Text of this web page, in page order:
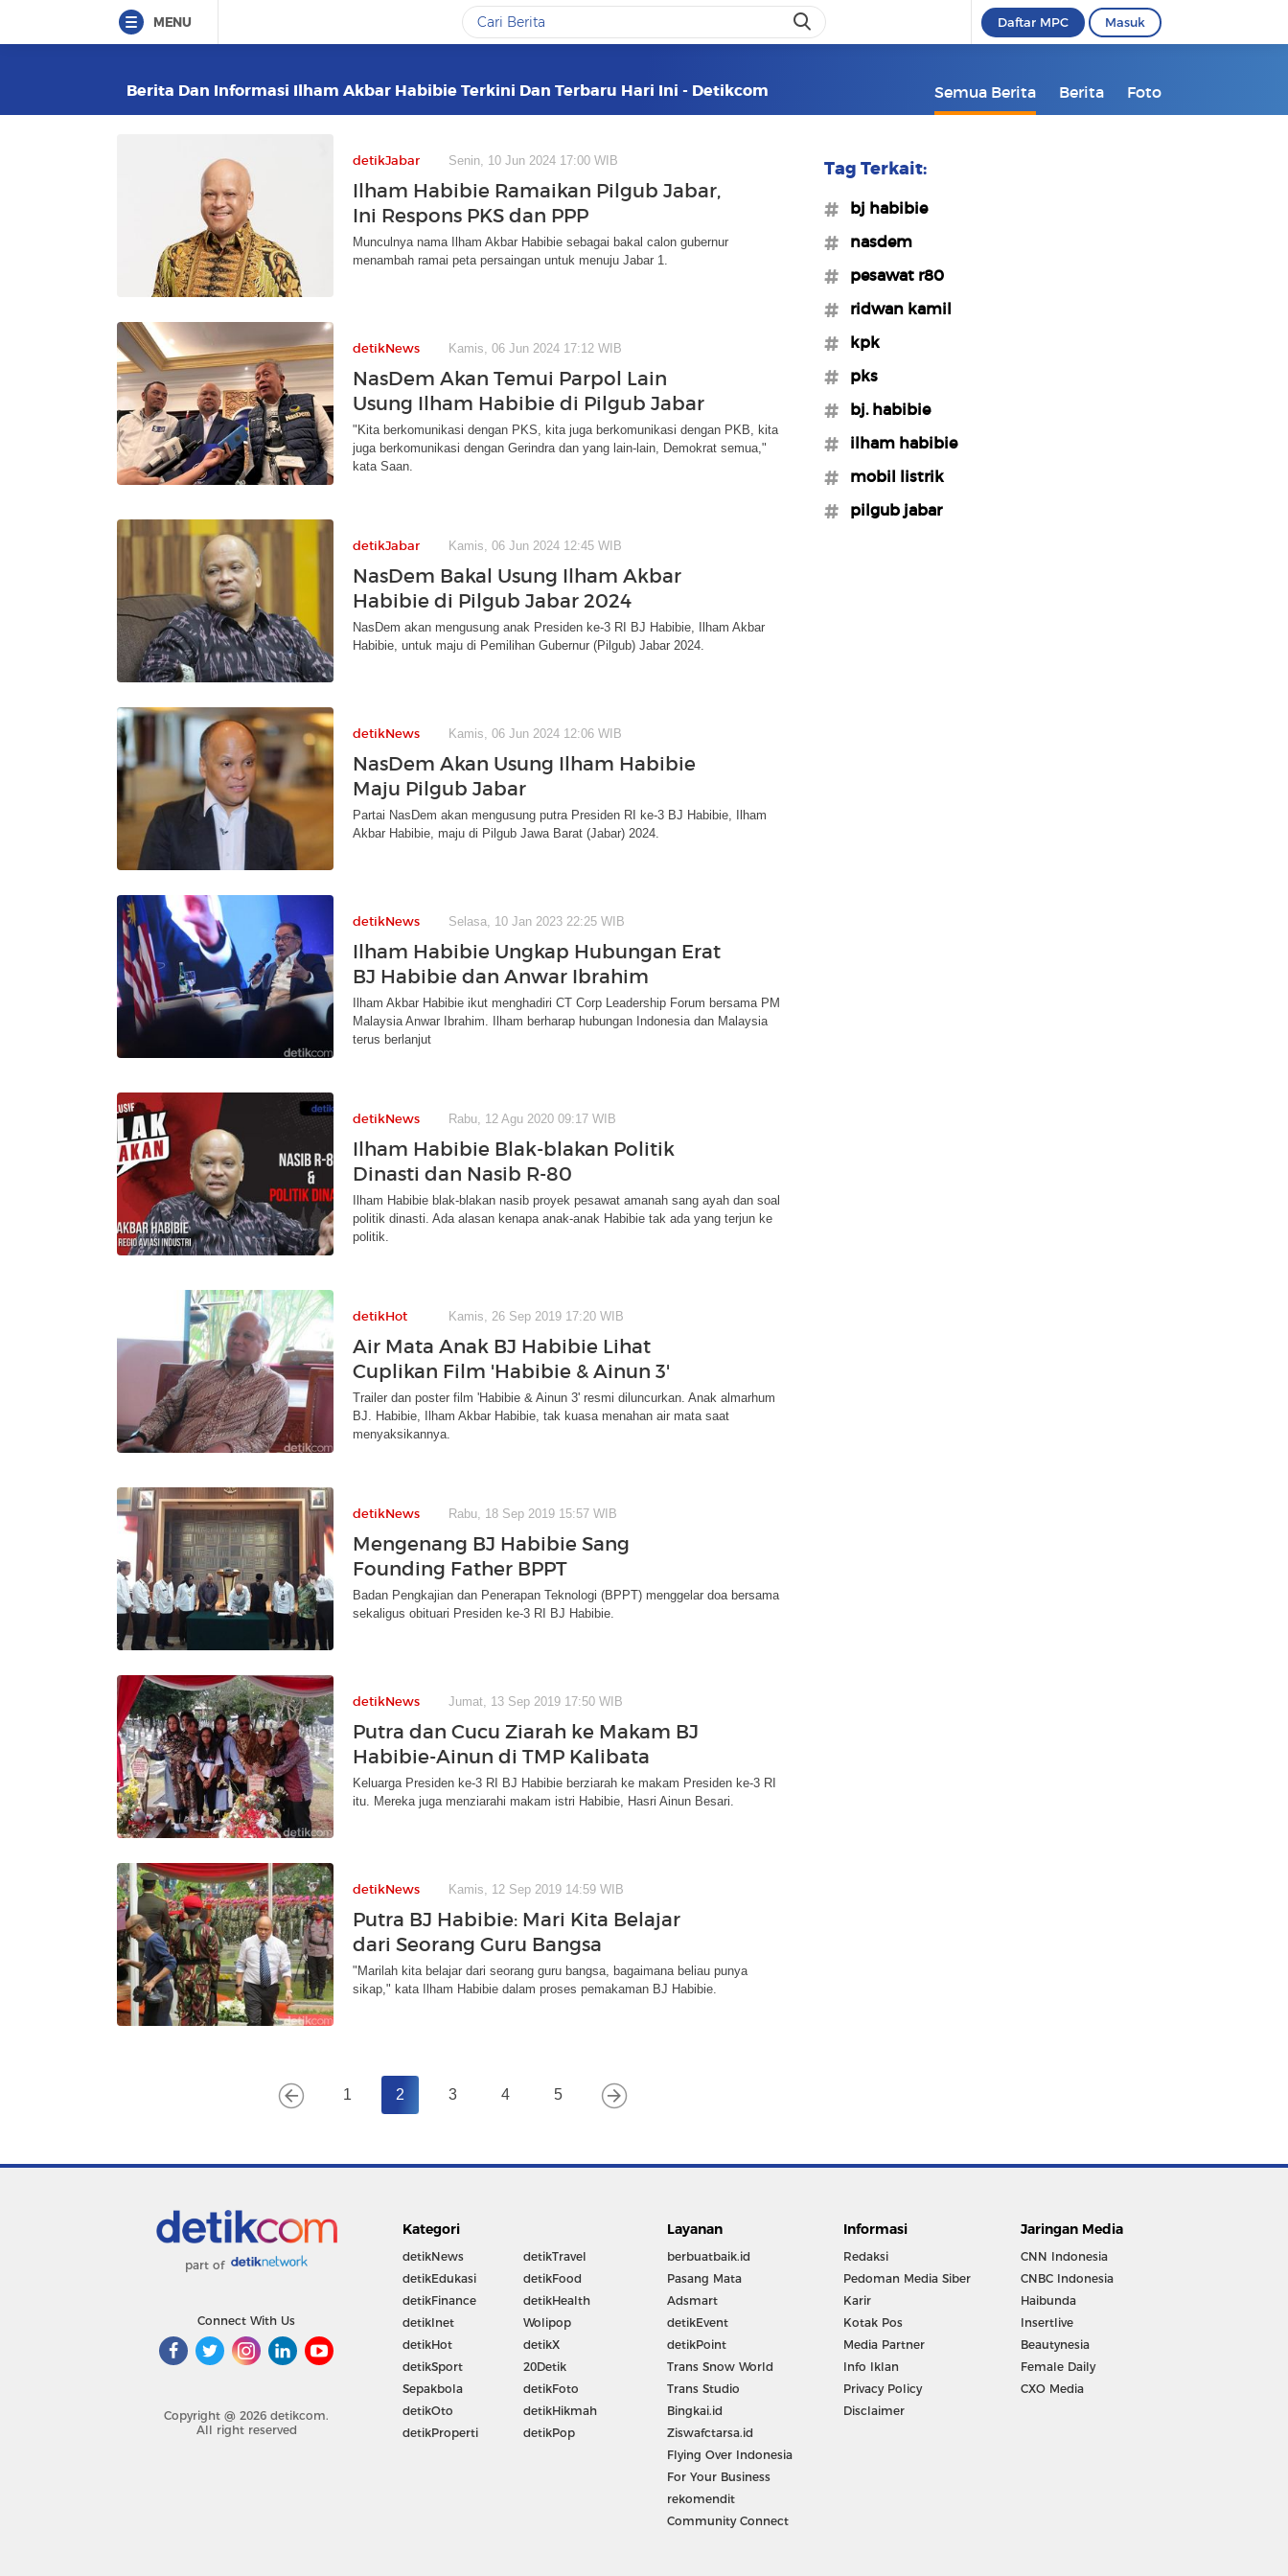
MENU Daftar MPC Masuk
Berita Dan Informasi Ilham Akbar Habibie Terkini Dan Terbaru Hari Ini - Detikcom Semua Berita Berita Foto
detikJabar Senin, 10 Jun 2024 17:00 WIB
Ilham Habibie Ramaikan Pilgub Jabar,
Ini Respons PKS dan PPP
Munculnya nama Ilham Akbar Habibie sebagai bakal calon gubernur
menambah ramai peta persaingan untuk menuju Jabar 1.
detikNews Kamis, 06 Jun 2024 17:12 WIB
NasDem Akan Temui Parpol Lain
Usung Ilham Habibie di Pilgub Jabar
"Kita berkomunikasi dengan PKS, kita juga berkomunikasi dengan PKB, kita
juga berkomunikasi dengan Gerindra dan yang lain-lain, Demokrat semua,"
kata Saan.
detikJabar Kamis, 06 Jun 2024 12:45 WIB
NasDem Bakal Usung Ilham Akbar
Habibie di Pilgub Jabar 2024
NasDem akan mengusung anak Presiden ke-3 RI BJ Habibie, Ilham Akbar
Habibie, untuk maju di Pemilihan Gubernur (Pilgub) Jabar 2024.
detikNews Kamis, 06 Jun 2024 12:06 WIB
NasDem Akan Usung Ilham Habibie
Maju Pilgub Jabar
Partai NasDem akan mengusung putra Presiden RI ke-3 BJ Habibie, Ilham
Akbar Habibie, maju di Pilgub Jawa Barat (Jabar) 2024.
detikNews Selasa, 10 Jan 2023 22:25 WIB
Ilham Habibie Ungkap Hubungan Erat
BJ Habibie dan Anwar Ibrahim
Ilham Akbar Habibie ikut menghadiri CT Corp Leadership Forum bersama PM
Malaysia Anwar Ibrahim. Ilham berharap hubungan Indonesia dan Malaysia
terus berlanjut
detikNews Rabu, 12 Agu 2020 09:17 WIB
Ilham Habibie Blak-blakan Politik
Dinasti dan Nasib R-80
Ilham Habibie blak-blakan nasib proyek pesawat amanah sang ayah dan soal
politik dinasti. Ada alasan kenapa anak-anak Habibie tak ada yang terjun ke
politik.
detikHot Kamis, 26 Sep 2019 17:20 WIB
Air Mata Anak BJ Habibie Lihat
Cuplikan Film 'Habibie & Ainun 3'
Trailer dan poster film 'Habibie & Ainun 3' resmi diluncurkan. Anak almarhum
BJ. Habibie, Ilham Akbar Habibie, tak kuasa menahan air mata saat
menyaksikannya.
detikNews Rabu, 18 Sep 2019 15:57 WIB
Mengenang BJ Habibie Sang
Founding Father BPPT
Badan Pengkajian dan Penerapan Teknologi (BPPT) menggelar doa bersama
sekaligus obituari Presiden ke-3 RI BJ Habibie.
detikNews Jumat, 13 Sep 2019 17:50 WIB
Putra dan Cucu Ziarah ke Makam BJ
Habibie-Ainun di TMP Kalibata
Keluarga Presiden ke-3 RI BJ Habibie berziarah ke makam Presiden ke-3 RI
itu. Mereka juga menziarahi makam istri Habibie, Hasri Ainun Besari.
detikNews Kamis, 12 Sep 2019 14:59 WIB
Putra BJ Habibie: Mari Kita Belajar
dari Seorang Guru Bangsa
"Marilah kita belajar dari seorang guru bangsa, bagaimana beliau punya
sikap," kata Ilham Habibie dalam proses pemakaman BJ Habibie.
1 2 3 4 5
Tag Terkait:
#bj habibie
#nasdem
#pesawat r80
#ridwan kamil
#kpk
#pks
#bj. habibie
#ilham habibie
#mobil listrik
#pilgub jabar
part of
Connect With Us
Copyright @ 2026 detikcom.
All right reserved
Kategori
detikNews
detikEdukasi
detikFinance
detikInet
detikHot
detikSport
Sepakbola
detikOto
detikProperti
detikTravel
detikFood
detikHealth
Wolipop
detikX
20Detik
detikFoto
detikHikmah
detikPop
Layanan
berbuatbaik.id
Pasang Mata
Adsmart
detikEvent
detikPoint
Trans Snow World
Trans Studio
Bingkai.id
Ziswafctarsa.id
Flying Over Indonesia
For Your Business
rekomendit
Community Connect
Informasi
Redaksi
Pedoman Media Siber
Karir
Kotak Pos
Media Partner
Info Iklan
Privacy Policy
Disclaimer
Jaringan Media
CNN Indonesia
CNBC Indonesia
Haibunda
Insertlive
Beautynesia
Female Daily
CXO Media